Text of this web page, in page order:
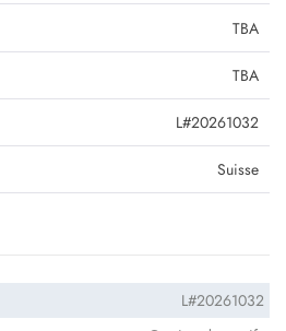
TBA
TBA
L#20261032
Suisse
L#20261032